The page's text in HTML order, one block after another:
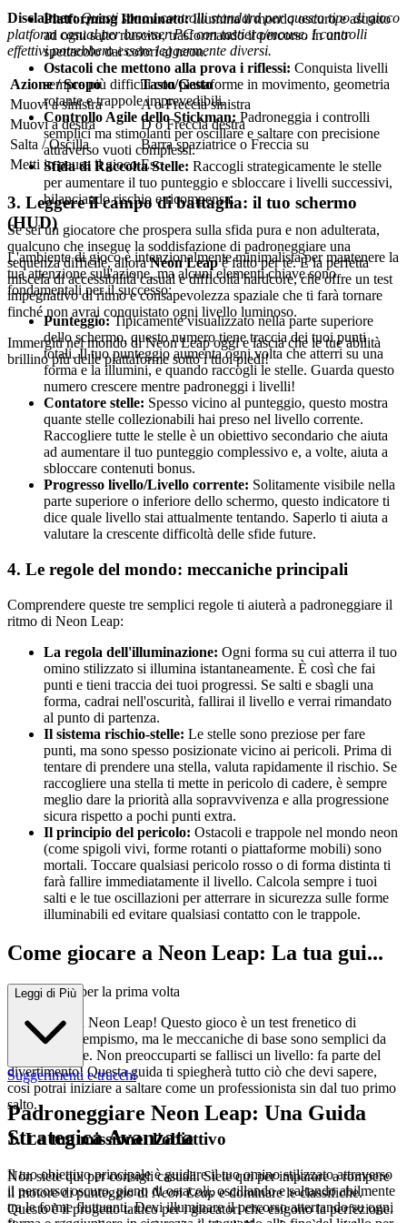
Platforming Illuminato:Illumina il mondo oscuro e astratto
ad ogni salto riuscito, trasformando il percorso in uno
spettacolo dai colori al neon.
Ostacoli che mettono alla prova i riflessi: Conquista livelli
sempre più difficili con piattaforme in movimento, geometria
rotante e trappole imprevedibili.
Controllo Agile dello Stickman: Padroneggia i controlli
semplici ma stimolanti per oscillare e saltare con precisione
attraverso vuoti complessi.
Sfida di Raccolta Stelle: Raccogli strategicamente le stelle
per aumentare il tuo punteggio e sbloccare i livelli successivi,
bilanciando rischio e ricompensa.
Se sei un giocatore che prospera sulla sfida pura e non adulterata,
qualcuno che insegue la soddisfazione di padroneggiare una
sequenza difficile, alloraNeon Leapè fatto per te. È la perfetta
miscela di accessibilità casual e difficoltà hardcore, che offre un test
impegnativo di ritmo e consapevolezza spaziale che ti farà tornare
finché non avrai conquistato ogni livello luminoso.
Immergiti nel mondo di Neon Leap oggi e lascia che le tue abilità
brillino più delle piattaforme sotto i tuoi piedi!
Disclaimer: Questi sono i controlli standard per questo tipo di gioco
platform casual per browser PC con tastiera/mouse. I controlli
effettivi potrebbero essere leggermente diversi.
Azione / Scopo
Tasto/Gesto
Muovi a sinistra
A o Freccia sinistra
Muovi a destra
D o Freccia destra
Salta / Oscilla
Barra spaziatrice o Freccia su
Metti in pausa il gioco Esc
3. Leggere il campo di battaglia: il tuo schermo
(HUD)
L'ambiente di gioco è intenzionalmente minimalista per mantenere la
tua attenzione sull'azione, ma alcuni elementi chiave sono
fondamentali per il successo:
Punteggio:Tipicamente visualizzato nella parte superiore
dello schermo, questo numero tiene traccia dei tuoi punti
totali. Il tuo punteggio aumenta ogni volta che atterri su una
forma e la illumini, e quando raccogli le stelle. Guarda questo
numero crescere mentre padroneggi i livelli!
Contatore stelle: Spesso vicino al punteggio, questo mostra
quante stelle collezionabili hai preso nel livello corrente.
Raccogliere tutte le stelle è un obiettivo secondario che aiuta
ad aumentare il tuo punteggio complessivo e, a volte, aiuta a
sbloccare contenuti bonus.
Progresso livello/Livello corrente: Solitamente visibile nella
parte superiore o inferiore dello schermo, questo indicatore ti
dice quale livello stai attualmente tentando. Saperlo ti aiuta a
valutare la crescente difficoltà delle sfide future.
4. Le regole del mondo: meccaniche principali
Comprendere queste tre semplici regole ti aiuterà a padroneggiare il
ritmo di Neon Leap:
La regola dell'illuminazione: Ogni forma su cui atterra il tuo
omino stilizzato si illumina istantaneamente. È così che fai
punti e tieni traccia dei tuoi progressi. Se salti e sbagli una
forma, cadrai nell'oscurità, fallirai il livello e verrai rimandato
al punto di partenza.
Il sistema rischio-stelle: Le stelle sono preziose per fare
punti, ma sono spesso posizionate vicino ai pericoli. Prima di
tentare di prendere una stella, valuta rapidamente il rischio. Se
raccogliere una stella ti mette in pericolo di cadere, è sempre
meglio dare la priorità alla sopravvivenza e alla progressione
sicura rispetto a pochi punti extra.
Il principio del pericolo: Ostacoli e trappole nel mondo neon
(come spigoli vivi, forme rotanti o piattaforme mobili) sono
mortali. Toccare qualsiasi pericolo rosso o di forma distinta ti
farà fallire immediatamente il livello. Calcola sempre i tuoi
salti e le tue oscillazioni per atterrare in sicurezza sulle forme
illuminabili ed evitare qualsiasi contatto con le trappole.
Come giocare a Neon Leap: La tua gui...
da completa per la prima volta
Benvenuto in Neon Leap! Questo gioco è un test frenetico di
precisione e tempismo, ma le meccaniche di base sono semplici da
padroneggiare. Non preoccuparti se fallisci un livello: fa parte del
divertimento! Questa guida ti spiegherà tutto ciò che devi sapere,
così potrai iniziare a saltare come un professionista sin dal tuo primo
salto.
1. La tua missione: l'obiettivo
Il tuo obiettivo principale è guidare il tuo omino stilizzato attraverso
il percorso oscuro, pieno di ostacoli, oscillando e saltando abilmente
tra le forme fluttuanti. Devi illuminare il percorso atterrando su ogni
Leggi di Più
Suggerimenti e trucchi
Padroneggiare Neon Leap: Una Guida
Strategica Avanzata
Non siete qui per consigli casuali. Siete qui per imparare a rompere
il motore di punteggio di Neon Leape dominare le classifiche.
Questo è il progetto tattico per i giocatori che esigono la perfezione.